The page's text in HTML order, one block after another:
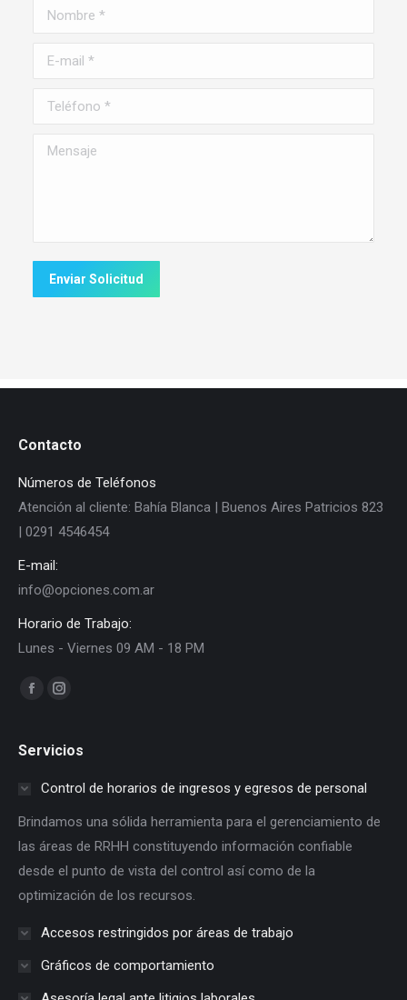
Nombre *
E-mail *
Teléfono *
Mensaje
Enviar Solicitud
Contacto
Números de Teléfonos
Atención al cliente: Bahía Blanca | Buenos Aires Patricios 823
| 0291 4546454
E-mail:
info@opciones.com.ar
Horario de Trabajo:
Lunes - Viernes 09 AM - 18 PM
Encuéntranos en:
Facebook
opens
new
window
Instagram
opens
new
window
Servicios
Control de horarios de ingresos y egresos de personal
Brindamos una sólida herramienta para el gerenciamiento de
las áreas de RRHH constituyendo información confiable
desde el punto de vista del control así como de la
optimización de los recursos.
Accesos restringidos por áreas de trabajo
Gráficos de comportamiento